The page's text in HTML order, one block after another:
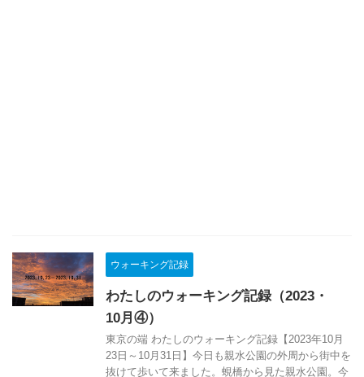
ウォーキング記録
わたしのウォーキング記録（2023・
10月④）
東京の端 わたしのウォーキング記録【2023年10月
23日～10月31日】今日も親水公園の外周から街中を
抜けて歩いて来ました。蜆橋から見た親水公園。今